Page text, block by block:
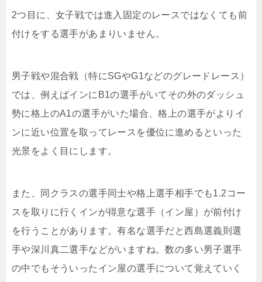
2つ目に、女子戦では進入固定のレースではなくても前
付けをする選手があまりいません。
男子戦や混合戦（特にSGやG1などのグレードレース）
では、例えばインにB1の選手がいてその外のダッシュ
勢に格上のA1の選手がいた場合、格上の選手がよりイ
ンに近い位置を取ってレースを優位に進めるといった
光景をよく目にします。
また、同クラスの選手同士や格上選手相手でも1.2コー
スを取りに行くインが得意な選手（イン屋）が前付け
を行うことがあります。有名な選手だと西島選義則選
手や深川真二選手などがいますね。数の多い男子選手
の中でもそういったイン屋の選手について覚えていく